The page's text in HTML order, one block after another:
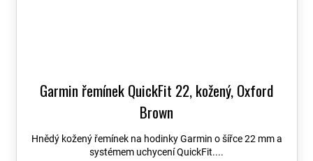
Garmin řemínek QuickFit 22, kožený, Oxford
Brown
Hnědý kožený řemínek na hodinky Garmin o šířce 22 mm a
systémem uchycení QuickFit....